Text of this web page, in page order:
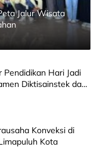
Jalur Wisata
Pendidikan Hari Jadi
Diktisainstek dan
Konveksi di
Kota